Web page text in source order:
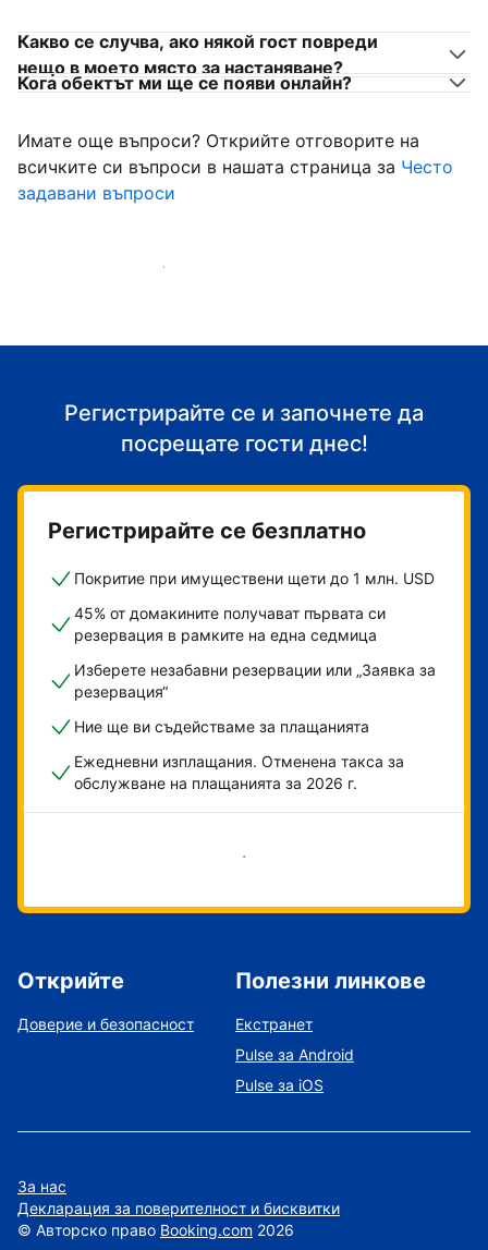
Какво се случва, ако някой гост повреди
нещо в моето място за настаняване?
Кога обектът ми ще се появи онлайн?
Имате още въпроси? Открийте отговорите на
всичките си въпроси в нашата страница за Често
задавани въпроси
Започнете да приемате гости
Регистрирайте се и започнете да
посрещате гости днес!
Регистрирайте се безплатно
Покритие при имуществени щети до 1 млн. USD
45% от домакините получават първата си
резервация в рамките на една седмица
Изберете незабавни резервации или „Заявка за
резервация“
Ние ще ви съдействаме за плащанията
Ежедневни изплащания. Отменена такса за
обслужване на плащанията за 2026 г.
Начало
Открийте
Доверие и безопасност
Полезни линкове
Екстранет
Pulse за Android
Pulse за iOS
За нас
Декларация за поверителност и бисквитки
© Авторско право Booking.com 2026